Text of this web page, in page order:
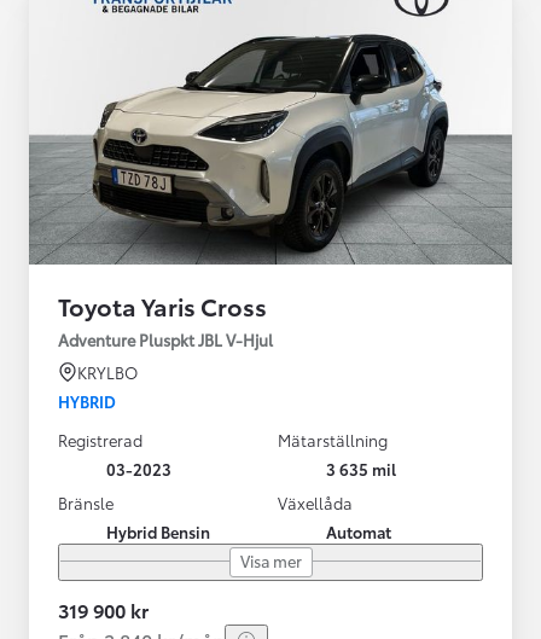
Toyota Yaris Cross
Adventure Pluspkt JBL V-Hjul
KRYLBO
HYBRID
Registrerad
03-2023
Mätarställning
3 635 mil
Bränsle
Hybrid Bensin
Växellåda
Automat
Visa mer
319 900 kr